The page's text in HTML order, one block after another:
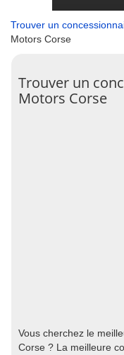
Trouver un
Motors Corse
Trouver un
Motors Corse
Vous cherchez le
Corse ? La meilleure